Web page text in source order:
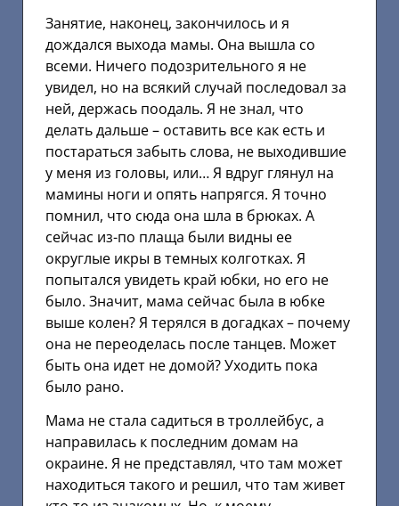
Занятие, наконец, закончилось и я
дождался выхода мамы. Она вышла со
всеми. Ничего подозрительного я не
увидел, но на всякий случай последовал за
ней, держась поодаль. Я не знал, что
делать дальше – оставить все как есть и
постараться забыть слова, не выходившие
у меня из головы, или… Я вдруг глянул на
мамины ноги и опять напрягся. Я точно
помнил, что сюда она шла в брюках. А
сейчас из-по плаща были видны ее
округлые икры в темных колготках. Я
попытался увидеть край юбки, но его не
было. Значит, мама сейчас была в юбке
выше колен? Я терялся в догадках – почему
она не переоделась после танцев. Может
быть она идет не домой? Уходить пока
было рано.
Мама не стала садиться в троллейбус, а
направилась к последним домам на
окраине. Я не представлял, что там может
находиться такого и решил, что там живет